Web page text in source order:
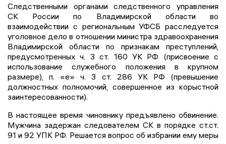
Следственными органами следственного управления
СК России по Владимирской области во
взаимодействии с региональным УФСБ расследуется
уголовное дело в отношении министра здравоохранения
Владимирской области по признакам преступлений,
предусмотренных ч. 3 ст. 160 УК РФ (присвоение с
использование служебного положения в крупном
размере), п. «е» ч. 3 ст. 286 УК РФ (превышение
должностных полномочий, совершенное из корыстной
заинтересованности).
В настоящее время чиновнику предъявлено обвинение.
Мужчина задержан следователем СК в порядке ст.ст.
91 и 92 УПК РФ. Решается вопрос об избрании ему меры